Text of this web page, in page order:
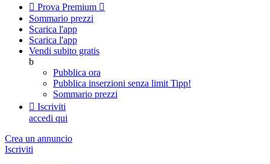
 Prova Premium 
Sommario prezzi
Scarica l'app
Scarica l'app
Vendi subito gratis
b
Pubblica ora
Pubblica inserzioni senza limit Tipp!
Sommario prezzi
 Iscriviti
accedi qui
Crea un annuncio
Iscriviti